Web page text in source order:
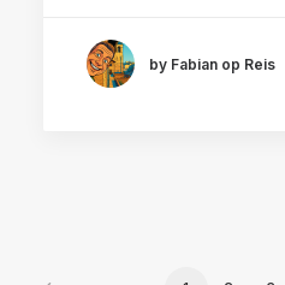
by Fabian op Reis